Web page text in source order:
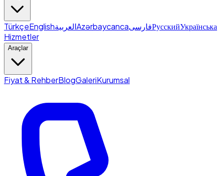
TürkçeEnglishالعربيةAzərbaycancaفارسیРусскийУкраїнська
Hizmetler
Araçlar
Fiyat & RehberBlogGaleriKurumsal